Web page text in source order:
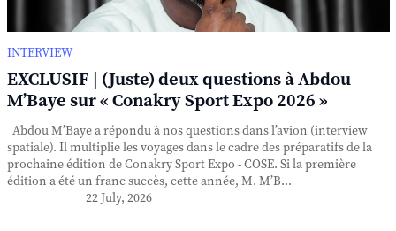
INTERVIEW
EXCLUSIF | (Juste) deux questions à Abdou
M’Baye sur « Conakry Sport Expo 2026 »
Abdou M’Baye a répondu à nos questions dans l’avion (interview
spatiale). Il multiplie les voyages dans le cadre des préparatifs de la
prochaine édition de Conakry Sport Expo - COSE. Si la première
édition a été un franc succès, cette année, M. M’B...
22 July, 2026